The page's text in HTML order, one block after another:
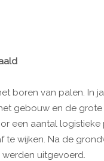
boren van palen. In
gebouw en de
een aantal logistieke
te wijken. Na de
uitgevoerd.